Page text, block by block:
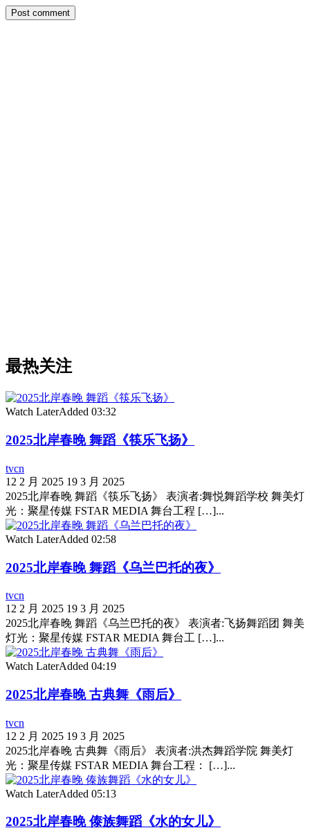
最热关注
Watch LaterAdded 03:32
2025北岸春晚 舞蹈《筷乐飞扬》
tvcn
12 2 月 2025 19 3 月 2025
2025北岸春晚 舞蹈《筷乐飞扬》 表演者:舞悦舞蹈学校 舞美灯
光：聚星传媒 FSTAR MEDIA 舞台工程 […]...
Watch LaterAdded 02:58
2025北岸春晚 舞蹈《乌兰巴托的夜》
tvcn
12 2 月 2025 19 3 月 2025
2025北岸春晚 舞蹈《乌兰巴托的夜》 表演者:飞扬舞蹈团 舞美
灯光：聚星传媒 FSTAR MEDIA 舞台工 […]...
Watch LaterAdded 04:19
2025北岸春晚 古典舞《雨后》
tvcn
12 2 月 2025 19 3 月 2025
2025北岸春晚 古典舞《雨后》 表演者:洪杰舞蹈学院 舞美灯
光：聚星传媒 FSTAR MEDIA 舞台工程： […]...
Watch LaterAdded 05:13
2025北岸春晚 傣族舞蹈《水的女儿》